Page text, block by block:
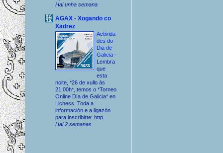
Hai unha semana
AGAX - Xogando co
Xadrez
Activida
des do
Dia de
Galicia -
Lembra
que
esta
noite, *26 de xullo ás
21:00h*, temos o *Torneo
Online Día de Galicia* en
Lichess. Toda a
información e a ligazón
para inscribirte: http...
Hai 2 semanas